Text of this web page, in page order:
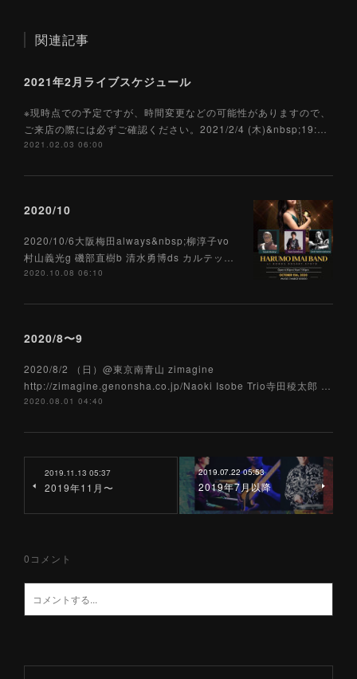
関連記事
2021年2月ライブスケジュール
※現時点での予定ですが、時間変更などの可能性がありますので、
ご来店の際には必ずご確認ください。2021/2/4 (木)&nbsp;19:…
2021.02.03 06:00
2020/10
2020/10/6大阪梅田always&nbsp;柳淳子vo
村山義光g 磯部直樹b 清水勇博ds カルテッ…
2020.10.08 06:10
2020/8〜9
2020/8/2 （日）@東京南青山 zimagine
http://zimagine.genonsha.co.jp/Naoki Isobe Trio寺田稜太郎 …
2020.08.01 04:40
2019.11.13 05:37
2019年11月〜
2019.07.22 05:53
2019年7月以降
0 コメント